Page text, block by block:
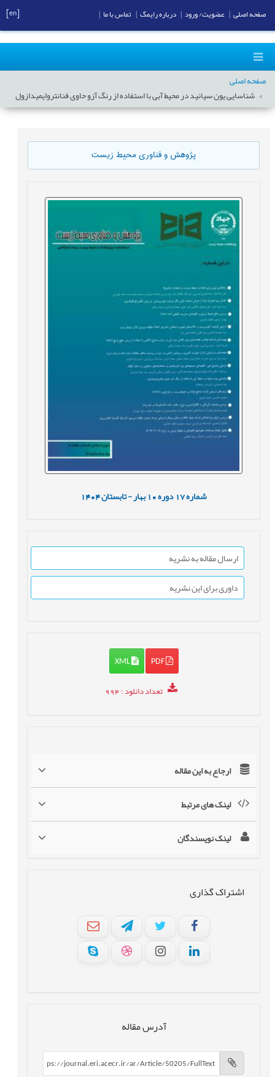
صفحه اصلی
شناسایی یون سیانید در محیط آبی با استفاده از رنگ آزو حاوی فنانتروایمیدازول
پژوهش و فناوری محیط زیست
شماره17 دوره10 بهار - تابستان1404
ارسال مقاله به نشریه
داوری برای این نشریه
PDF
XML
تعداد دانلود: 994
ارجاع به این مقاله
لینک های مرتبط
لینک نویسندگان
اشتراک گذاری
آدرس مقاله
صفحه اصلی عضویت/ ورود درباره رایمگ تماس با ما